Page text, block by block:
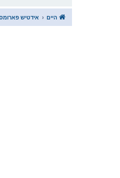
היים אידטיש